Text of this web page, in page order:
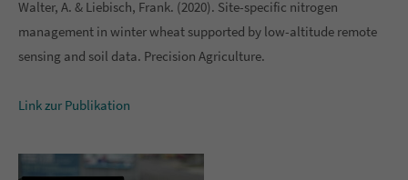
Walter, A. & Liebisch, Frank. (2020). Site-specific nitrogen
management in winter wheat supported by low-altitude remote
sensing and soil data. Precision Agriculture.
Link zur Publikation